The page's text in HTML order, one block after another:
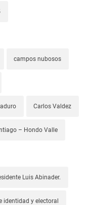
campos nubosos
Carlos Valdez
– Hondo Valle
Luis Abinader.
identidad y electoral